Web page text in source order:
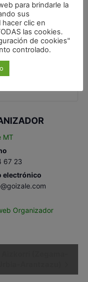
MT
67 23
electrónico
Organizador
para brindarle la
sus
clic en
las cookies.
de cookies"
controlado.